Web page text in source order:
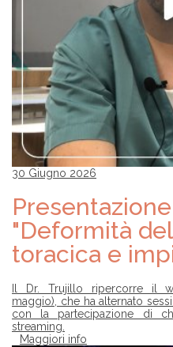
30 Giugno 2026
"Deformità
toracica e
Il Dr. Trujillo ripercorre il
maggio), che ha alternato
con la partecipazione di
streaming.
Maggiori info